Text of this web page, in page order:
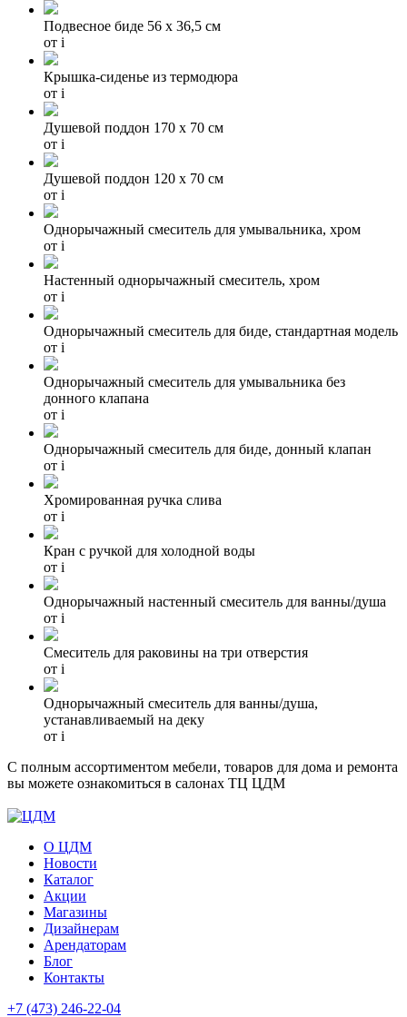
Подвесное биде 56 х 36,5 см
от i
Крышка-сиденье из термодюра
от i
Душевой поддон 170 x 70 см
от i
Душевой поддон 120 x 70 см
от i
Однорычажный смеситель для умывальника, хром
от i
Настенный однорычажный смеситель, хром
от i
Однорычажный смеситель для биде, стандартная модель
от i
Однорычажный смеситель для умывальника без
донного клапана
от i
Однорычажный смеситель для биде, донный клапан
от i
Хромированная ручка слива
от i
Кран с ручкой для холодной воды
от i
Однорычажный настенный смеситель для ванны/душа
от i
Смеситель для раковины на три отверстия
от i
Однорычажный смеситель для ванны/душа,
устанавливаемый на деку
от i
С полным ассортиментом мебели, товаров для дома и ремонта
вы можете ознакомиться в салонах ТЦ ЦДМ
О ЦДМ
Новости
Каталог
Акции
Магазины
Дизайнерам
Арендаторам
Блог
Контакты
+7 (473) 246-22-04